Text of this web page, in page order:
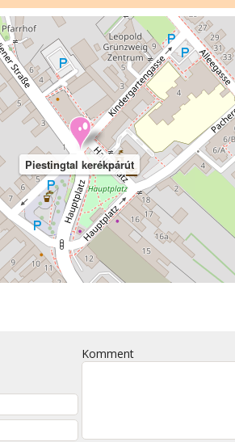
Piestingtal kerékpárút
Komment